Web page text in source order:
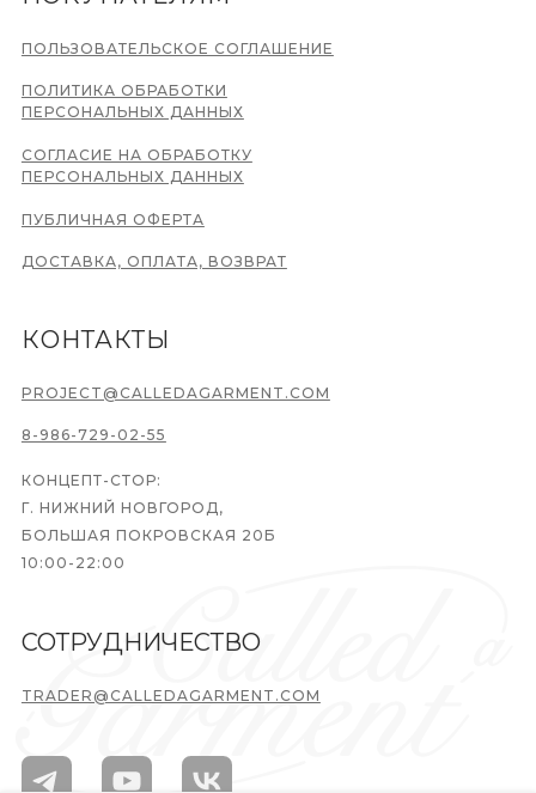
ПУБЛИЧНАЯ ОФЕРТА
СОГЛАСИЕ НА ОБРАБОТКУ
ПЕРСОНАЛЬНЫХ ДАННЫХ
ПОЛИТИКА ОБРАБОТКИ
ПЕРСОНАЛЬНЫХ ДАННЫХ
ПОЛЬЗОВАТЕЛЬСКОЕ СОГЛАШЕНИЕ
ДОСТАВКА, ОПЛАТА, ВОЗВРАТ
8-986-729-02-55
PROJECT@CALLEDAGARMENT.COM
КОНТАКТЫ
СОТРУДНИЧЕСТВО
TRADER@CALLEDAGARMENT.COM
КОНЦЕПТ-СТОР:
Г. НИЖНИЙ НОВГОРОД,
БОЛЬШАЯ ПОКРОВСКАЯ 20Б
10:00-22:00